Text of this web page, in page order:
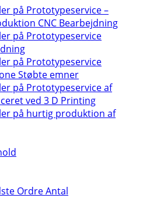
på Prototypeservice –
CNC Bearbejdning
på Prototypeservice
på Prototypeservice
Støbte emner
på Prototypeservice af
ved 3 D Printing
på hurtig produktion af
Ordre Antal